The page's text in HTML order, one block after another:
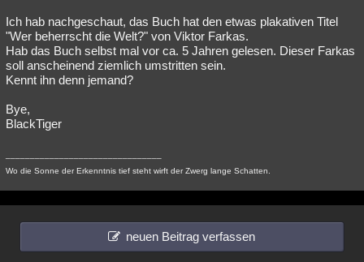
Ich hab nachgeschaut, das Buch hat den etwas plakativen Titel
"Wer beherrscht die Welt?" von Viktor Farkas.
Hab das Buch selbst mal vor ca. 5 Jahren gelesen. Dieser Farkas
soll anscheinend ziemlich umstritten sein.
Kennt ihn denn jemand?
Bye,
BlackTiger
Wo die Sonne der Erkenntnis tief steht wirft der Zwerg lange Schatten.
neuen Beitrag verfassen